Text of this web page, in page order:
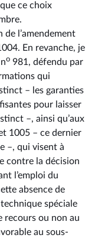
ce choix
l’amendement
En revanche, je
o 981, défendu par
qui
–⁠ les garanties
pour laisser
–, ainsi qu’aux
1005 –⁠ ce dernier
–, qui visent à
contre la décision
l’emploi du
absence de
spéciale
recours ou non au
au sous-